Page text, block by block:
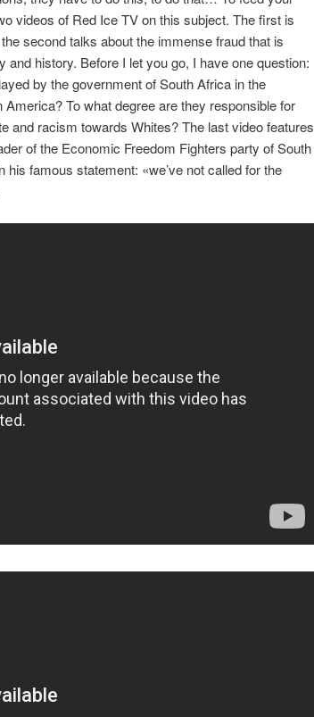
videos of Red Ice TV on this subject. The first is
second talks about the immense fraud that is
and history. Before I let you go, I have one question:
by the government of South Africa in the
To what degree are they responsible for
and racism towards Whites? The last video features
of the Economic Freedom Fighters party of South
famous statement: «we’ve not called for the